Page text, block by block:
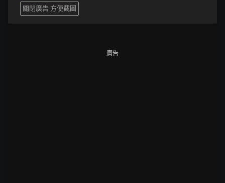
關閉廣告 方便截圖
廣告